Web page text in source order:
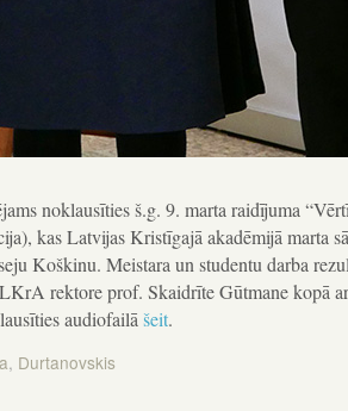
noklausīties š.g. 9. marta raidījuma
kas Latvijas Kristīgajā akadēmijā marta
Koškinu. Meistara un studentu darba
rektore prof. Skaidrīte Gūtmane kopā
audiofailāšeit.
, Durtanovskis